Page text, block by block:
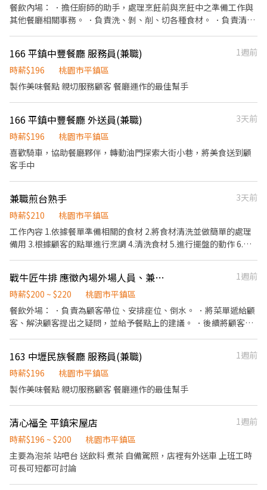
穩定！ 💰額外獎金最高4200 💰 ✅ 免經驗可 ✅ 可立即上工 ✅ 冷氣廠
房 ✅ 提供制服 ✅ 提供住宿 ✅ 穩定長期工作 #提供住宿 #平鎮 #中壢
友： https://lin.ee/JefzYJo
餐飲內場： ．擔任廚師的助手，處理烹飪前與烹飪中之準備工作與
其他餐廳相關事務。 ．負責洗、剝、削、切各種食材。 ．負責清理
166 平鎮中豐餐廳 服務員(兼職)
1週前
時薪$196
桃園市平鎮區
製作美味餐點 親切服務顧客 餐廳運作的最佳幫手
166 平鎮中豐餐廳 外送員(兼職)
3天前
時薪$196
桃園市平鎮區
喜歡騎車，協助餐廳夥伴，轉動油門探索大街小巷，將美食送到顧
客手中
兼職煎台熟手
3天前
時薪$210
桃園市平鎮區
工作內容 1.依據餐單準備相關的食材 2.將食材清洗並做簡單的處理
備用 3.根據顧客的點單進行烹調 4.清洗食材 5.進行擺盤的動作 6.工
戰牛匠牛排 應徵內場外場人員、兼職人員
1週前
時薪$200 ~ $220
桃園市平鎮區
餐飲外場： ．負責為顧客帶位、安排座位、倒水。 ．將菜單遞給顧
客、解決顧客提出之疑問，並給予餐點上的建議。 ．後續將顧客點
負責結帳、收銀等工作。 餐飲內場： ．擔任廚師的助手，處理烹飪
前與烹飪中之準備工作與其他餐廳相關事務。 ．負責洗、剝、削、
切各種食材。 ．負責清理工作環境、設備和餐具。 ．準備不同餐點
163 中壢民族餐廳 服務員(兼職)
1週前
時薪$196
桃園市平鎮區
製作美味餐點 親切服務顧客 餐廳運作的最佳幫手
清心福全 平鎮宋屋店
1週前
時薪$196 ~ $200
桃園市平鎮區
主要為泡茶 站吧台 送飲料 煮茶 自備駕照，店裡有外送車 上班工時
可長可短都可討論